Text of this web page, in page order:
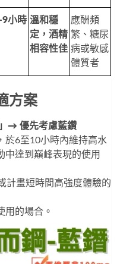
小時 溫和穩
定，酒精
相容性佳
應酬頻
繁、糖尿
病或敏感
體質者
方案
→ 優先考慮藍鑽
於6至10小時內維持高水
中達到巔峰表現的使用
計畫短時間高強度體驗的
用的場合。